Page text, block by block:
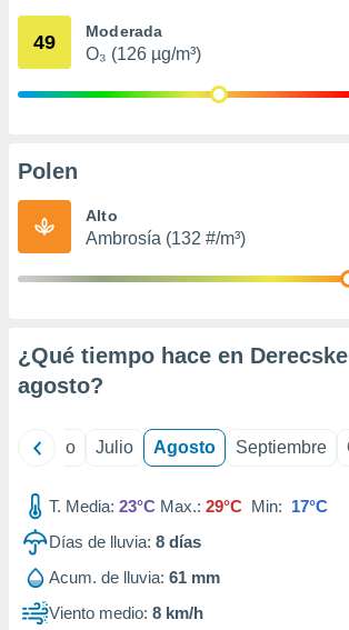
mediante
publicidad
de
49 Moderada
O₃ (126 µg/m³)
Polen
Alto
Ambrosía (132 #/m³)
¿Qué tiempo hace en
agosto?
Junio Julio Agosto Septiembre
T. Media: 23°C Max.: 29°C Min: 17°C
Días de lluvia: 8 días
Acum. de lluvia: 61 mm
Viento medio: 8 km/h